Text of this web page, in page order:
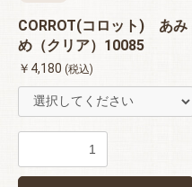
CORROT(コロット) あみ
め（クリア）10085
￥4,180 (税込)